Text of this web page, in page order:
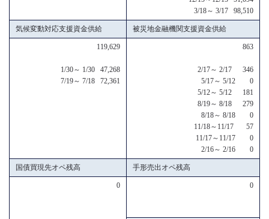
3/18～ 3/17 98,510
気候変動対応支援資金供給 被災地金融機関支援資金供給
119,629
1/30～ 1/30 47,268
7/19～ 7/18 72,361
863
2/17～ 2/17 346
5/17～ 5/12 0
5/12～ 5/12 181
8/19～ 8/18 279
8/18～ 8/18 0
11/18～11/17 57
11/17～11/17 0
2/16～ 2/16 0
国債買現先オペ残高 手形売出オペ残高
0 0